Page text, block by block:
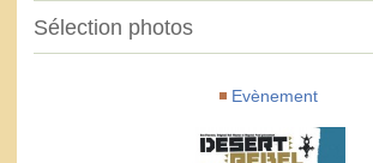
Sélection photos
Evènement